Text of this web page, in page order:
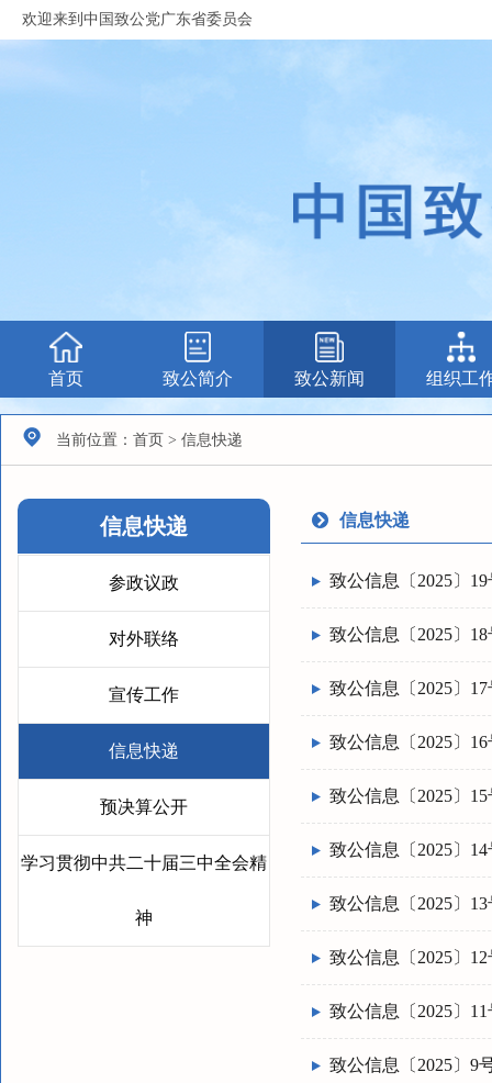
欢迎来到中国致公党广东省委员会
首页 致公简介 致公新闻 组织工
当前位置：首页 > 信息快递
信息快递
参政议政
对外联络
宣传工作
信息快递
预决算公开
学习贯彻中共二十届三中全会精
神
信息快递
致公信息〔2025〕19
致公信息〔2025〕18
致公信息〔2025〕17
致公信息〔2025〕16
致公信息〔2025〕15
致公信息〔2025〕14
致公信息〔2025〕13
致公信息〔2025〕12
致公信息〔2025〕11
致公信息〔2025〕9